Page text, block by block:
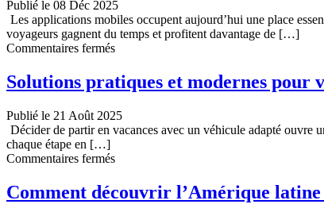
:
votre
manuel
pratique
explorer
le
monde
Publié le 08 Déc 2025
Les applications mobiles occupent aujourd’hui une place
voyageurs gagnent du temps et profitent davantage de […]
Commentaires ferméssur
meilleures
applications
pour
faciliter
voyages
Solutions pratiques et modernes pour
Publié le 21 Août 2025
Décider de partir en vacances avec un véhicule adapté ouvre
chaque étape en […]
Commentaires ferméssur
pratiques
et
Comment découvrir l’Amérique